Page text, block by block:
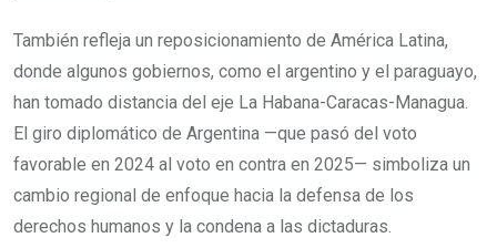
También refleja un reposicionamiento de América Latina,
donde algunos gobiernos, como el argentino y el paraguayo,
han tomado distancia del eje La Habana-Caracas-Managua.
El giro diplomático de Argentina —que pasó del voto
favorable en 2024 al voto en contra en 2025— simboliza un
cambio regional de enfoque hacia la defensa de los
derechos humanos y la condena a las dictaduras.